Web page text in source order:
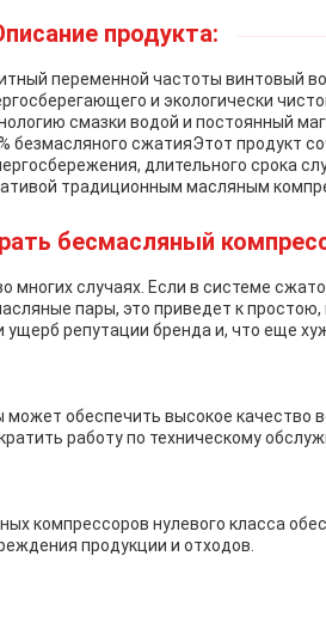
продукта:
переменной частоты винтовый
и экологически
смазки водой и постоянный
безмасляного сжатияЭтот продукт
длительного срока
традиционным масляным
бесмасляный
случаях. Если в системе
пары, это приведет к
репутации бренда и, что еще
обеспечить высокое качество
работу по техническому
компрессоров нулевого класса
продукции и отходов.